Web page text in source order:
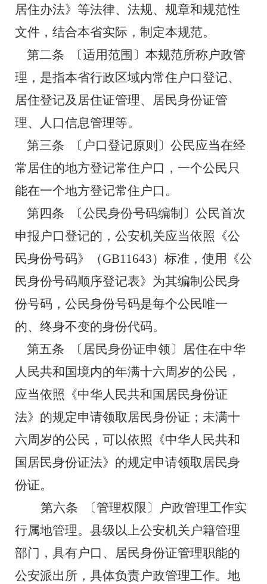
居住办法》等法律、法规、规章和规范性
文件，结合本省实际，制定本规范。
第二条
〔适用范围〕本规范所称户政管
理，是指本省行政区域内常住户口登记、
居住登记及居住证管理、居民身份证管
理、人口信息管理等。
第三条
〔户口登记原则〕公民应当在经
常居住的地方登记常住户口，一个公民只
能在一个地方登记常住户口。
第四条
〔公民身份号码编制〕公民首次
申报户口登记的，公安机关应当依照《公
民身份号码》（GB11643）标准，使用《公
民身份号码顺序登记表》为其编制公民身
份号码，公民身份号码是每个公民唯一
的、终身不变的身份代码。
第五条
〔居民身份证申领〕居住在中华
人民共和国境内的年满十六周岁的公民，
应当依照《中华人民共和国居民身份证
法》的规定申请领取居民身份证；未满十
六周岁的公民，可以依照《中华人民共和
国居民身份证法》的规定申请领取居民身
份证。
第六条
〔管理权限〕户政管理工作实
行属地管理。县级以上公安机关户籍管理
部门，具有户口、居民身份证管理职能的
公安派出所，具体负责户政管理工作。地